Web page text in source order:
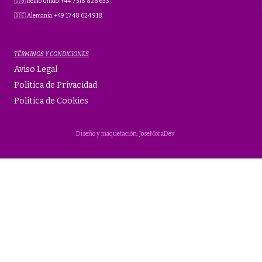
🇩🇪 Alemania: +49 1748 624 918
TÉRMINOS Y CONDICIONES
Aviso Legal
Política de Privacidad
Política de Cookies
Diseño y maquetación: JoseMoraDev